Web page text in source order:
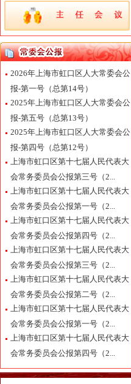
2026年上海市虹口区人大常委会公
报-第一号（总第14号）
2025年上海市虹口区人大常委会公
报-第五号（总第13号）
2025年上海市虹口区人大常委会公
报-第四号（总第12号）
上海市虹口区第十七届人民代表大
会常务委员会公报第三号（2...
上海市虹口区第十七届人民代表大
会常务委员会公报第一号（2...
上海市虹口区第十七届人民代表大
会常务委员会公报第四号（2...
上海市虹口区第十七届人民代表大
会常务委员会公报第三号（2...
上海市虹口区第十七届人民代表大
会常务委员会公报第二号（2...
上海市虹口区第十七届人民代表大
会常务委员会公报第一号（2...
上海市虹口区第十七届人民代表大
会常务委员会公报第四号（2...